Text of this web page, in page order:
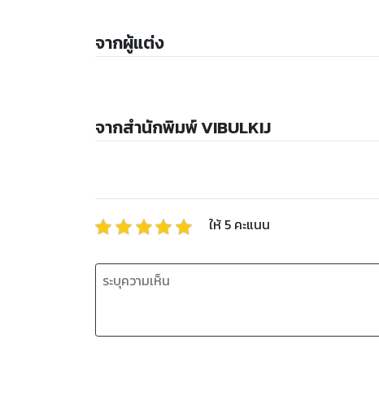
จากผู้แต่ง
จากสำนักพิมพ์ VIBULKIJ
ให้ 5 คะแนน